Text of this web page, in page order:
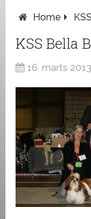
Home
KSS Bella
16. marts 2013